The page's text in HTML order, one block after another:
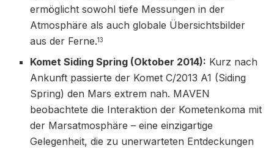
ermöglicht sowohl tiefe Messungen in der
Atmosphäre als auch globale Übersichtsbilder
aus der Ferne.13
Komet Siding Spring (Oktober 2014): Kurz nach
Ankunft passierte der Komet C/2013 A1 (Siding
Spring) den Mars extrem nah. MAVEN
beobachtete die Interaktion der Kometenkoma mit
der Marsatmosphäre – eine einzigartige
Gelegenheit, die zu unerwarteten Entdeckungen